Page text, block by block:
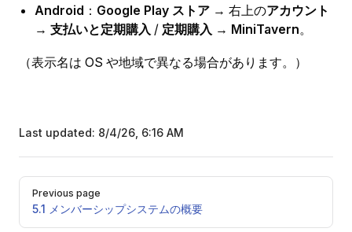
Android ： Google Play ストア → 右上のアカウント
→ 支払いと定期購入 / 定期購入 → MiniTavern。
（表示名は OS や地域で異なる場合があります。）
Last updated: 8/4/26, 6:16 AM
Pager
Previous page
5.1 メンバーシップシステムの概要